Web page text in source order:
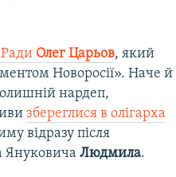
Ради Олег Царьов, який
Новоросії». Наче й
нардеп,
збереглися в олігарха
відразу після
ЯнуковичаЛюдмила.